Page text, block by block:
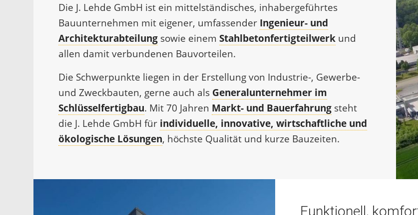
Die J. Lehde GmbH ist ein mittelständisches, inhabergeführtes
Bauunternehmen mit eige­ner, umfassender Ingenieur- und
Architekturabteilung sowie einemStahlbetonfertigteil­werk und
allen damit verbundenen Bauvorteilen.
Die Schwerpunkte liegen in der Erstellung von Industrie-, Gewerbe-
und Zweckbauten, gerne auch als Generalunternehmer im
Schlüsselfertigbau. Mit 70 Jahren Markt- und Bauerfahrung steht
die J. Lehde GmbH für individuelle, innovative, wirtschaftliche und
ökologische Lösungen, höchste Qualität und kurze Bauzei­ten.
Funktionell,